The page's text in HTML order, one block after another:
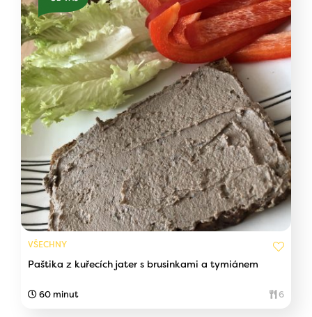
VŠECHNY
Paštika z kuřecích jater s brusinkami a tymiánem
60 minut 6